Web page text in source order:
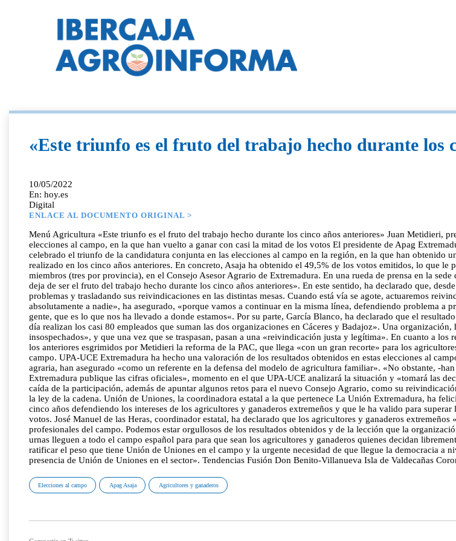
«Este triunfo es el fruto del trabajo hecho durante los
10/05/2022
En: hoy.es
Digital
ENLACE AL DOCUMENTO ORIGINAL >
Menú Agricultura «Este triunfo es el fruto del trabajo hecho durante los cinco años anteriores» Juan Metidieri,
elecciones al campo, en la que han vuelto a ganar con casi la mitad de los votos El presidente de Apag
celebrado el triunfo de la candidatura conjunta en las elecciones al campo en la región, en la que han obtenido
realizado en los cinco años anteriores. En concreto, Asaja ha obtenido el 49,5% de los votos emitidos, lo que
miembros (tres por provincia), en el Consejo Asesor Agrario de Extremadura. En una rueda de prensa en la
deja de ser el fruto del trabajo hecho durante los cinco años anteriores». En este sentido, ha declarado que,
problemas y trasladando sus reivindicaciones en las distintas mesas. Cuando está vía se agote, actuaremos
absolutamente a nadie», ha asegurado, «porque vamos a continuar en la misma línea, defendiendo problema
gente, que es lo que nos ha llevado a donde estamos«. Por su parte, García Blanco, ha declarado que el
día realizan los casi 80 empleados que suman las dos organizaciones en Cáceres y Badajoz». Una
insospechados», y que una vez que se traspasan, pasan a una «reivindicación justa y legítima». En cuanto a
los anteriores esgrimidos por Metidieri la reforma de la PAC, que llega «con un gran recorte» para los
campo. UPA-UCE Extremadura ha hecho una valoración de los resultados obtenidos en estas elecciones al
agraria, han asegurado «como un referente en la defensa del modelo de agricultura familiar». «No obstante, -
Extremadura publique las cifras oficiales», momento en el que UPA-UCE analizará la situación y «tomará las
caída de la participación, además de apuntar algunos retos para el nuevo Consejo Agrario, como su
la ley de la cadena. Unión de Uniones, la coordinadora estatal a la que pertenece La Unión Extremadura, ha
cinco años defendiendo los intereses de los agricultores y ganaderos extremeños y que le ha valido para
votos. José Manuel de las Heras, coordinador estatal, ha declarado que los agricultores y ganaderos
profesionales del campo. Podemos estar orgullosos de los resultados obtenidos y de la lección que la
urnas lleguen a todo el campo español para para que sean los agricultores y ganaderos quienes decidan
ratificar el peso que tiene Unión de Uniones en el campo y la urgente necesidad de que llegue la democracia a
presencia de Unión de Uniones en el sector». Tendencias Fusión Don Benito-Villanueva Isla de Valdecañas
Elecciones al campo Apag Asaja Agricultores y ganaderos